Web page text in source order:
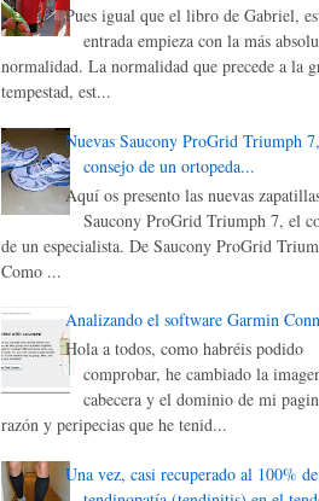
Pues igual que el libro de Gabriel,
entrada empieza con la más
normalidad. La normalidad que precede a la
tempestad, est...
Nuevas Saucony ProGrid Triumph
consejo de un ortopeda...
Aquí os presento las nuevas
Saucony ProGrid Triumph 7, el
de un especialista. De Saucony ProGrid
Como ...
Analizando el software Garmin
Hola a todos, como habréis podido
comprobar, he cambiado la
cabecera y el dominio de mi
razón y peripecias que he tenid...
Una vez, casi recuperado al 100%